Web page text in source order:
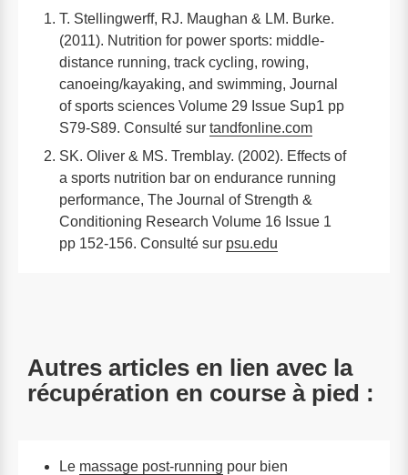
T. Stellingwerff, RJ. Maughan & LM. Burke.
(2011). Nutrition for power sports: middle-
distance running, track cycling, rowing,
canoeing/kayaking, and swimming, Journal
of sports sciences Volume 29 Issue Sup1 pp
S79-S89. Consulté sur tandfonline.com
SK. Oliver & MS. Tremblay. (2002). Effects of
a sports nutrition bar on endurance running
performance, The Journal of Strength &
Conditioning Research Volume 16 Issue 1
pp 152-156. Consulté sur psu.edu
Autres articles en lien avec la
récupération en course à pied :
Le massage post-running pour bien